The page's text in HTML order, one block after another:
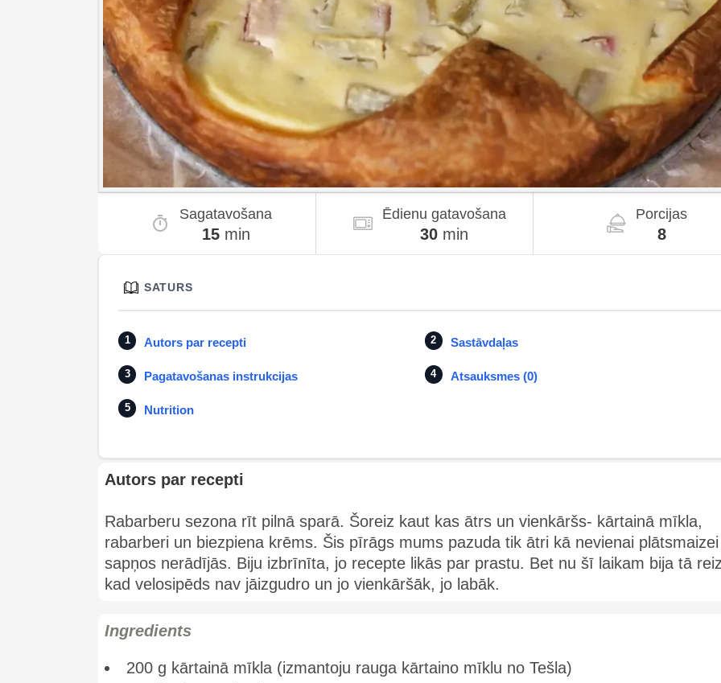
Sagatavošana
15min
Ēdienu gatavošana
30min
Porcijas
8
SATURS
Autors par recepti Sastāvdaļas
Pagatavošanas instrukcijas Atsauksmes (0)
Nutrition
Autors par recepti
Rabarberu sezona rīt pilnā sparā. Šoreiz kaut kas ātrs un vienkāršs- kārtainā mīkla,
rabarberi un biezpiena krēms. Šis pīrāgs mums pazuda tik ātri kā nevienai plātsmaizei
sapņos nerādījās. Biju izbrīnīta, jo recepte likās par prastu. Bet nu šī laikam bija tā
kad velosipēds nav jāizgudro un jo vienkāršāk, jo labāk.
Ingredients
200 g kārtainā mīkla (izmantoju rauga kārtaino mīklu no Tešla)